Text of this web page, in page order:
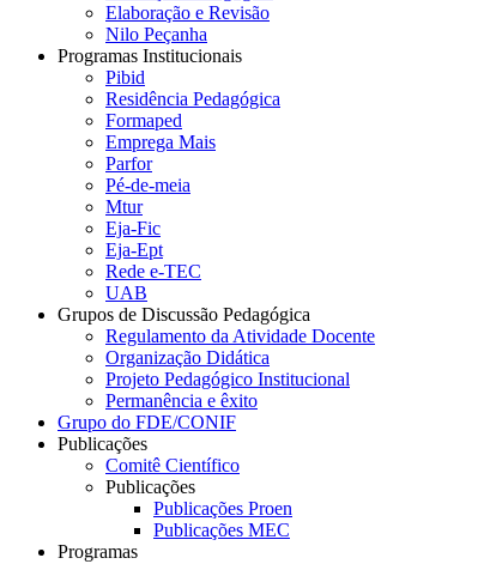
Elaboração e Revisão
Nilo Peçanha
Programas Institucionais
Pibid
Residência Pedagógica
Formaped
Emprega Mais
Parfor
Pé-de-meia
Mtur
Eja-Fic
Eja-Ept
Rede e-TEC
UAB
Grupos de Discussão Pedagógica
Regulamento da Atividade Docente
Organização Didática
Projeto Pedagógico Institucional
Permanência e êxito
Grupo do FDE/CONIF
Publicações
Comitê Científico
Publicações
Publicações Proen
Publicações MEC
Programas